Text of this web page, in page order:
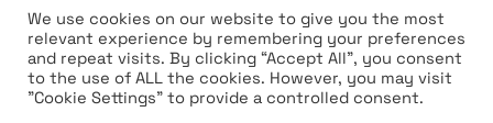
Aprender
Entrevista
Terms And Condition
Privacy Policy
We use cookies on our website to give you the most
relevant experience by remembering your preferences
and repeat visits. By clicking “Accept All”, you consent
to the use of ALL the cookies. However, you may visit
"Cookie Settings" to provide a controlled consent.